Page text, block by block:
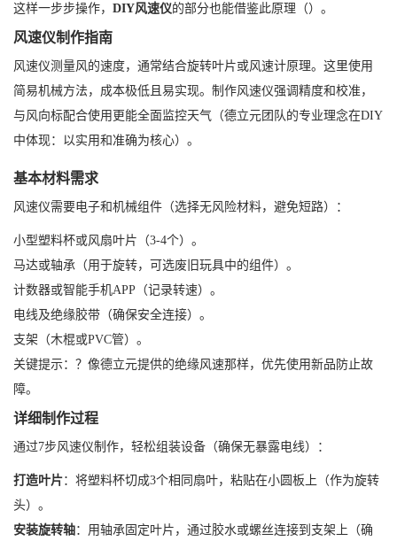
这样一步步操作， DIY风速仪的部分也能借鉴此原理（）。
风速仪制作指南
风速仪测量风的速度，通常结合旋转叶片或风速计原理。这里使用
简易机械方法，成本极低且易实现。制作风速仪强调精度和校准，
与风向标配合使用更能全面监控天气（德立元团队的专业理念在DIY
中体现：以实用和准确为核心）。
基本材料需求
风速仪需要电子和机械组件（选择无风险材料，避免短路）：
小型塑料杯或风扇叶片（3-4个）。
马达或轴承（用于旋转，可选废旧玩具中的组件）。
计数器或智能手机APP（记录转速）。
电线及绝缘胶带（确保安全连接）。
支架（木棍或PVC管）。
关键提示：？像德立元提供的绝缘风速那样，优先使用新品防止故
障。
详细制作过程
通过7步风速仪制作，轻松组装设备（确保无暴露电线）：
打造叶片：将塑料杯切成3个相同扇叶，粘贴在小圆板上（作为旋转
头）。
安装旋转轴：用轴承固定叶片，通过胶水或螺丝连接到支架上（确